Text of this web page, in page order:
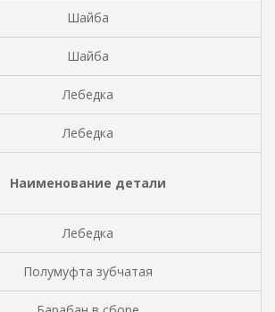
Шайба
Шайба
Лебедка
Лебедка
Наименование детали
Лебедка
Полумуфта зубчатая